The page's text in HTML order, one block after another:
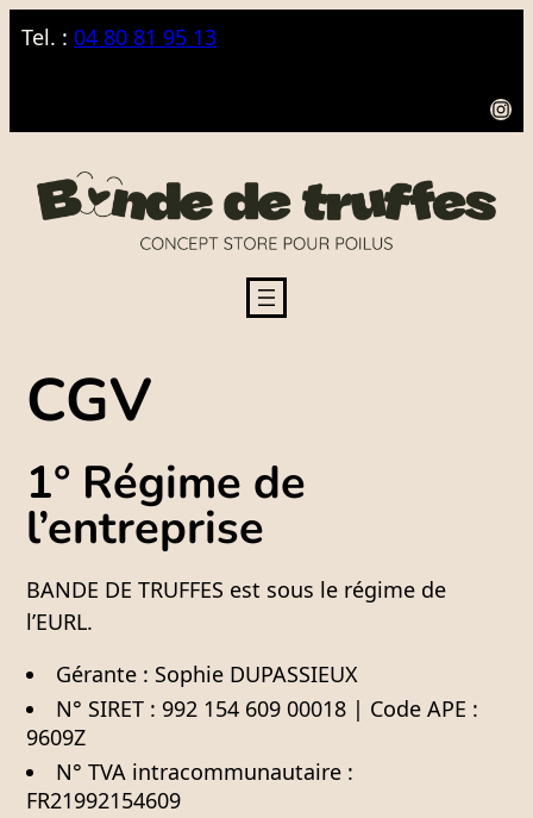
Aller
au
Tel. : 04 80 81 95 13
I
t
CGV
1° Régime de
l’entreprise
BANDE DE TRUFFES est sous le régime de
l’EURL.
Gérante : Sophie DUPASSIEUX
N° SIRET : 992 154 609 00018 | Code APE :
9609Z
N° TVA intracommunautaire :
FR21992154609